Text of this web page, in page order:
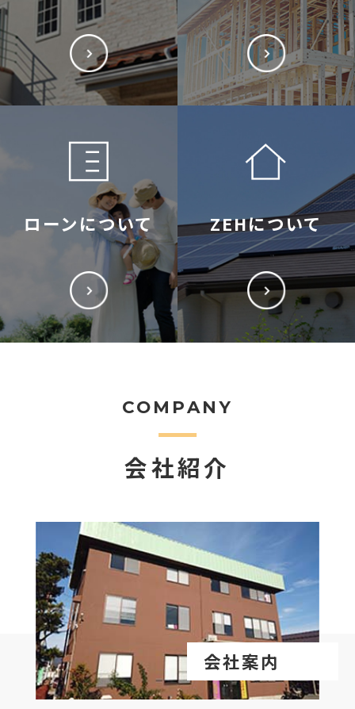
ローンについて ZEHについて
COMPANY
会社紹介
会社案内